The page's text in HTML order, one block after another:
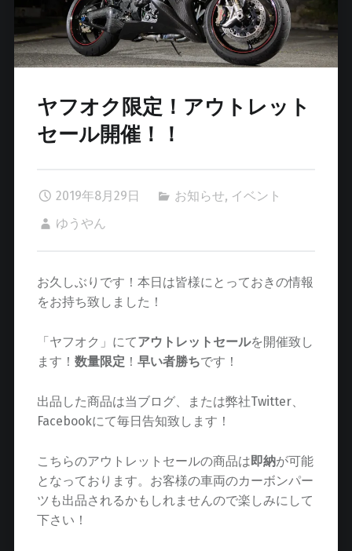
ヤフオク限定！アウトレット
セール開催！！
2019年8月29日 お知らせ, イベント
ゆうやん
お久しぶりです！本日は皆様にとっておきの情報
をお持ち致しました！
「ヤフオク」にてアウトレットセールを開催致し
ます！ 数量限定 ！ 早い者勝ちです！
出品した商品は当ブログ、または弊社Twitter、
Facebookにて毎日告知致します！
こちらのアウトレットセールの商品は即納が可能
となっております。お客様の車両のカーボンパー
ツも出品されるかもしれませんので楽しみにして
下さい！